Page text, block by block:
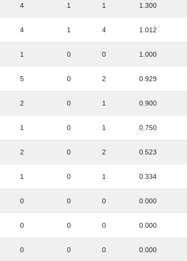
4 1 1 1.300
4 1 4 1.012
1 0 0 1.000
5 0 2 0.929
2 0 1 0.900
1 0 1 0.750
2 0 2 0.523
1 0 1 0.334
0 0 0 0.000
0 0 0 0.000
0 0 0 0.000